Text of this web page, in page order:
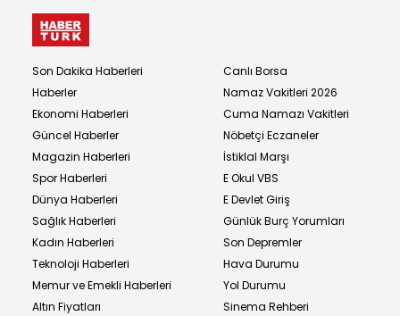
Son Dakika Haberleri
Haberler
Ekonomi Haberleri
Güncel Haberler
Magazin Haberleri
Spor Haberleri
Dünya Haberleri
Sağlık Haberleri
Kadın Haberleri
Teknoloji Haberleri
Memur ve Emekli Haberleri
Altın Fiyatları
Canlı Borsa
Namaz Vakitleri 2026
Cuma Namazı Vakitleri
Nöbetçi Eczaneler
İstiklal Marşı
E Okul VBS
E Devlet Giriş
Günlük Burç Yorumları
Son Depremler
Hava Durumu
Yol Durumu
Sinema Rehberi